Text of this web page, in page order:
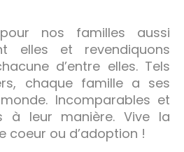
nos familles aussi
elles et revendiquons
d’entre elles. Tels
chaque famille a ses
Incomparables et
à leur manière. Vive la
coeur ou d’adoption !